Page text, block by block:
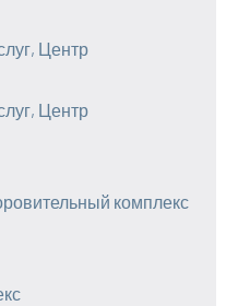
Центр
Центр
комплекс